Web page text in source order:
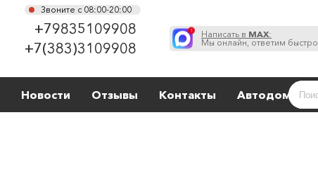
Звоните с 08:00-20:00
+79835109908
+7(383)3109908
Написать в MAX:
Мы онлайн, ответим быстро
Новости Отзывы Контакты Автодома